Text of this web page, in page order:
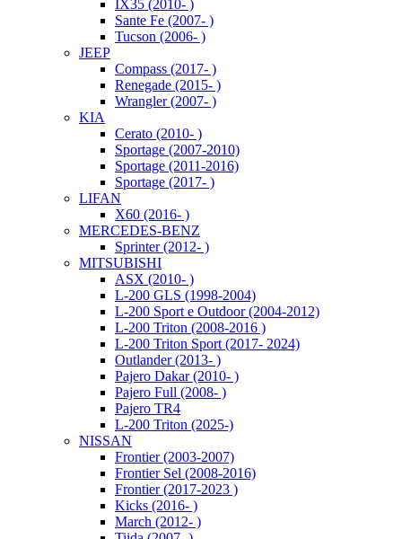
IX35 (2010- )
Sante Fe (2007- )
Tucson (2006- )
JEEP
Compass (2017- )
Renegade (2015- )
Wrangler (2007- )
KIA
Cerato (2010- )
Sportage (2007-2010)
Sportage (2011-2016)
Sportage (2017- )
LIFAN
X60 (2016- )
MERCEDES-BENZ
Sprinter (2012- )
MITSUBISHI
ASX (2010- )
L-200 GLS (1998-2004)
L-200 Sport e Outdoor (2004-2012)
L-200 Triton (2008-2016 )
L-200 Triton Sport (2017- 2024)
Outlander (2013- )
Pajero Dakar (2010- )
Pajero Full (2008- )
Pajero TR4
L-200 Triton (2025-)
NISSAN
Frontier (2003-2007)
Frontier Sel (2008-2016)
Frontier (2017-2023 )
Kicks (2016- )
March (2012- )